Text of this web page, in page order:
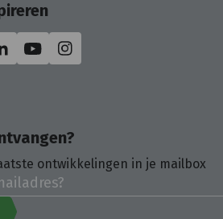
ontwikkelingen in je mailbox